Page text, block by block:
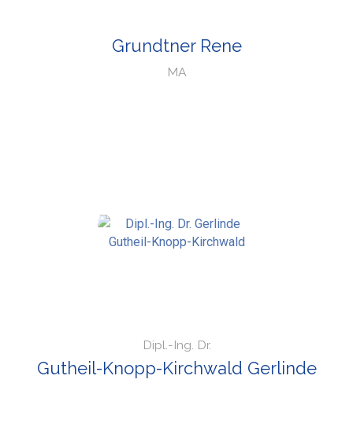
Grundtner Rene
MA
Dipl.-Ing. Dr.
Gutheil-Knopp-Kirchwald Gerlinde